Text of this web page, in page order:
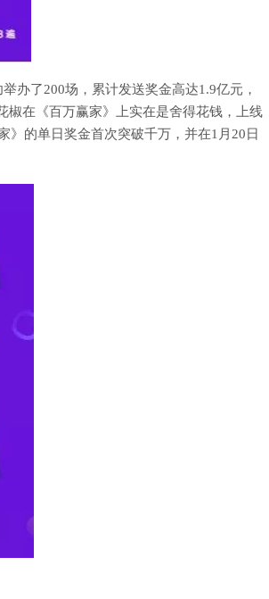
办了200场，累计发送奖金高达1.9亿元，
椒在《百万赢家》上实在是舍得花钱，上线
》的单日奖金首次突破千万，并在1月20日